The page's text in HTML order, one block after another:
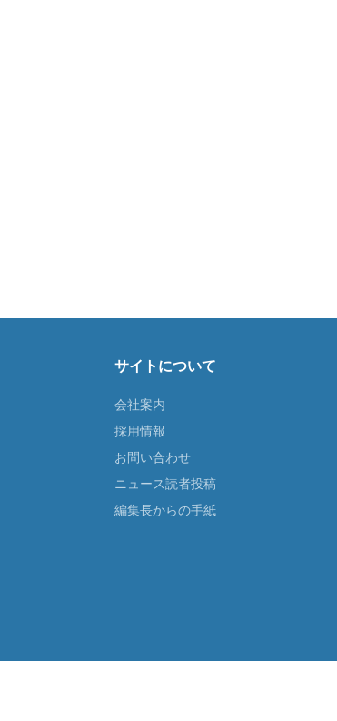
サイトについて
会社案内
採用情報
お問い合わせ
ニュース読者投稿
編集長からの手紙